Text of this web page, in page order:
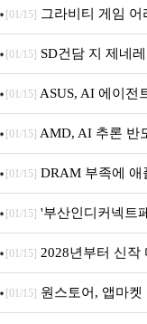
내 정식 출시
[01/15] 그라비티 게임 어
던전 13’ 참가!
[01/15] SD건담 지 제네
아의 용사’ 재개최 및
[01/15] ASUS, AI 에이전
[01/15] AMD, AI 추론 반
[01/15] DRAM 부족에 애
퍼 대기
[01/15] '부산인디커넥트
개막... 22일간 진행
[01/15] 2028년부터 신작
문 추가
[01/15] 원스토어, 앱마켓